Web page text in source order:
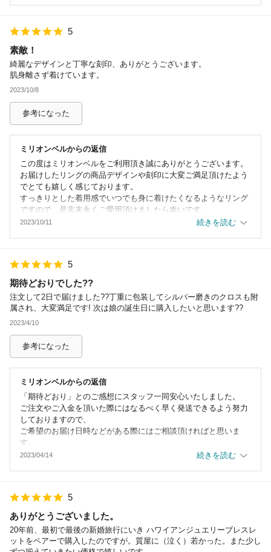
この度はミリオンベルをご利用頂き、温かいご投稿誠にありがと
うございました。
次回のご利用も心からお待ちしております。
5
素敵！
綺麗なデザインと丁寧な刻印、ありがとうございます。
肌身離さず着けています。
2023/10/8
参考になった
ミリオンベルからの返信
この度はミリオンベルをご利用頂き誠にありがとうございます。
お届けしたリングの商品デザインや刻印に大変ご満足頂けたよう
でとても嬉しく感じております。
すっきりとした着用感でいつでも身に着けたくなるようなリング
ですので、是非末永くご愛用頂けましたら幸いです。
これからも『素敵』と思っていただけるような商品をお届けでき
2023/10/11 続きを読む
5
期待どおりでした??
注文して2日で届けました??丁重に包装してシルバー磨きのクロスも附
属され、大変満足です! 次は娘の誕生日に購入したいと思います??
2023/4/10
参考になった
ミリオンベルからの返信
「期待どおり」とのご感想にスタッフ一同安心いたしました。
ご注文やご入金を頂いた際にはなるべく早く発送できるよう努力
しておりますので、
ご希望のお届け日時などがある際にはご相談頂ければと思いま
す。
包装に関してはたくさんの方からお褒め頂いておりますが。お客
た。
また次回、大切なプレゼントにミリオンベルの商品が選ばれるよ
う、一層精進して参りたいと思います。
お買い物の際にご不明な点などがございましたらお気軽にお問い
合わせくださいませ。
2023/04/14 続きを読む
5
ありがとうございました。
20年前、最初で最後の新婚旅行にいき ハワイアンジュエリーブレスレ
ットをペアーで購入したのですが。質屋に（泣く）若かった。また少し